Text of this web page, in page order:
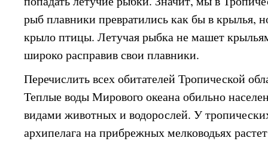
рыб плавники превратились как бы в крылья,
крыло птицы. Летучая рыбка не машет
широко расправив свои плавники.
Перечислить всех обитателей Тропической
Теплые воды Мирового океана обильно
видами животных и водорослей. У
архипелага на прибрежных мелководьях